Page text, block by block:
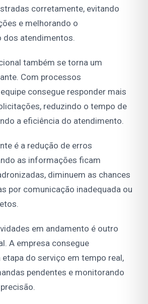
corretamente, evitando
e melhorando o
dos atendimentos.
também se torna um
Com processos
consegue responder mais
reduzindo o tempo de
a eficiência do atendimento.
é a redução de erros
as informações ficam
diminuem as chances
por comunicação inadequada ou
em andamento é outro
A empresa consegue
do serviço em tempo real,
pendentes e monitorando